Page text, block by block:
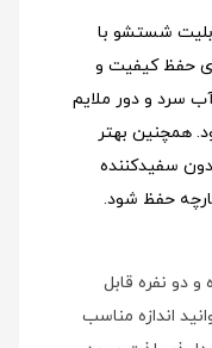
شستشو با
حفظ کیفیت و
سرد و دور ملایم
. همچنین بهتر
سفیدکننده
حفظ شود.
و دو نفره قابل
اندازه مناسب